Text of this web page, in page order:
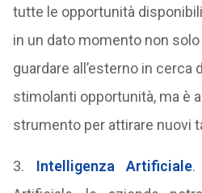
tutte le opportunità disponibili
in un dato momento non
guardare all’esterno in cerca
stimolanti opportunità, ma è
strumento per attirare nuovi
3. Intelligenza Artificiale.